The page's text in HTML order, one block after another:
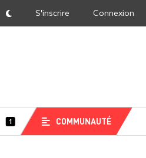
DarkMode
S'inscrire Connexion
1 COMMUNAUTÉ